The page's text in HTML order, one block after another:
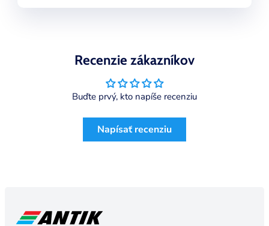
Recenzie zákazníkov
Buďte prvý, kto napíše recenziu
Napísať recenziu